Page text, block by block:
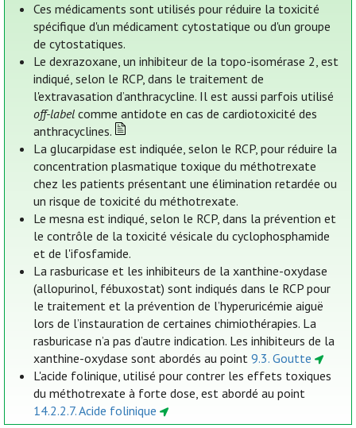
Ces médicaments sont utilisés pour réduire la toxicité
spécifique d'un médicament cytostatique ou d'un groupe
de cytostatiques.
Le dexrazoxane, un inhibiteur de la topo-isomérase 2, est
indiqué, selon le RCP, dans le traitement de
l'extravasation d’anthracycline. Il est aussi parfois utilisé
off-label comme antidote en cas de cardiotoxicité des
anthracyclines.
La glucarpidase est indiquée, selon le RCP, pour réduire la
concentration plasmatique toxique du méthotrexate
chez les patients présentant une élimination retardée ou
un risque de toxicité du méthotrexate.
Le mesna est indiqué, selon le RCP, dans la prévention et
le contrôle de la toxicité vésicale du cyclophosphamide
et de l'ifosfamide.
La rasburicase et les inhibiteurs de la xanthine-oxydase
(allopurinol, fébuxostat) sont indiqués dans le RCP pour
le traitement et la prévention de l’hyperuricémie aiguë
lors de l’instauration de certaines chimiothérapies. La
rasburicase n’a pas d’autre indication. Les inhibiteurs de la
xanthine-oxydase sont abordés au point9.3. Goutte
L'acide folinique, utilisé pour contrer les effets toxiques
du méthotrexate à forte dose, est abordé au point
14.2.2.7. Acide folinique